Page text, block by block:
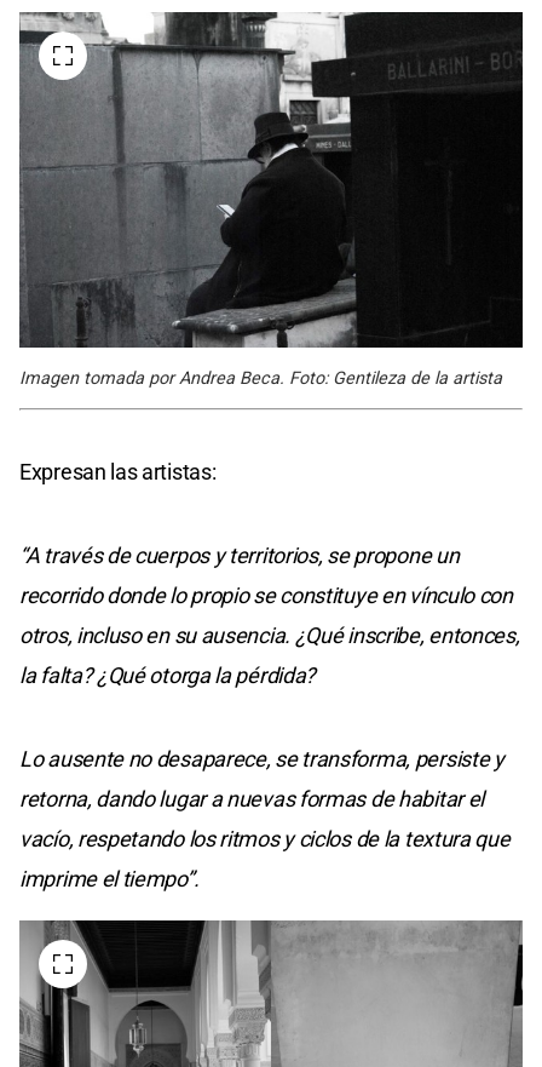
Imagen tomada por Andrea Beca. Foto: Gentileza de la artista
Expresan las artistas:
“A través de cuerpos y territorios, se propone un
recorrido donde lo propio se constituye en vínculo con
otros, incluso en su ausencia. ¿Qué inscribe, entonces,
la falta? ¿Qué otorga la pérdida?
Lo ausente no desaparece, se transforma, persiste y
retorna, dando lugar a nuevas formas de habitar el
vacío, respetando los ritmos y ciclos de la textura que
imprime el tiempo”.